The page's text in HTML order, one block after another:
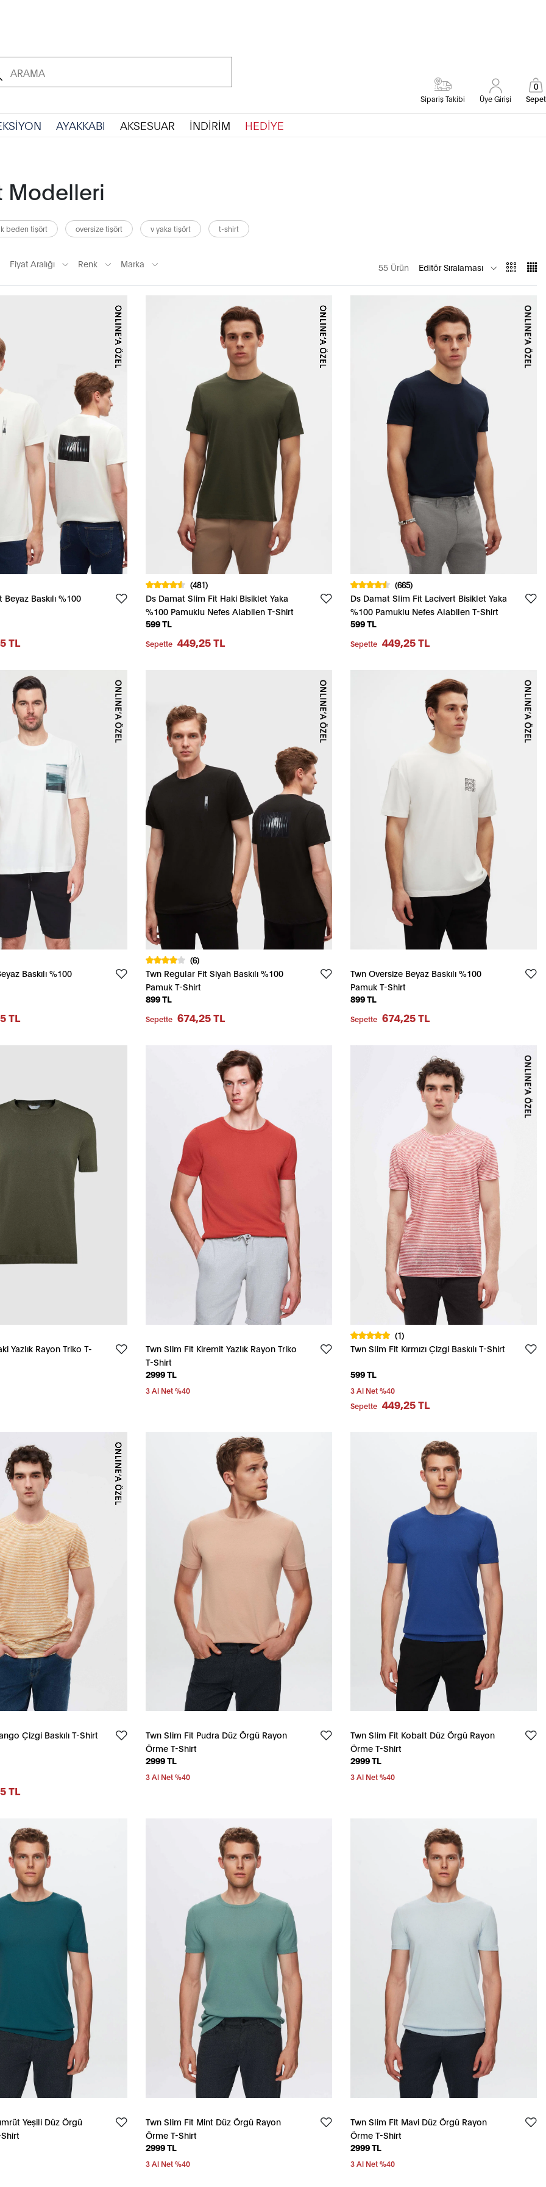
Sipariş Takibi Üye Girişi Sepet
0
AYAKKABI AKSESUAR İNDİRİM HEDİYE
Modelleri
beden tişört oversize tişört v yaka tişört t-shirt
Fiyat Aralığı Renk Marka 55 Ürün Editör Sıralaması
Baskılı %100
TL
(481)
Ds Damat Slim Fit Haki Bisiklet Yaka
%100 Pamuklu Nefes Alabilen T-Shirt
599 TL
Sepette 449,25 TL
(665)
Ds Damat Slim Fit Lacivert Bisiklet Yaka
%100 Pamuklu Nefes Alabilen T-Shirt
599 TL
Sepette 449,25 TL
Baskılı %100
TL
(6)
Twn Regular Fit Siyah Baskılı %100
Pamuk T-Shirt
899 TL
Sepette 674,25 TL
Twn Oversize Beyaz Baskılı %100
Pamuk T-Shirt
899 TL
Sepette 674,25 TL
Yazlık Rayon Triko T-
Twn Slim Fit Kiremit Yazlık Rayon Triko
T-Shirt
2999 TL
3 Al Net %40
(1)
Twn Slim Fit Kırmızı Çizgi Baskılı T-Shirt
599 TL
3 Al Net %40
Sepette 449,25 TL
Çizgi Baskılı T-Shirt
TL
Twn Slim Fit Pudra Düz Örgü Rayon
Örme T-Shirt
2999 TL
3 Al Net %40
Twn Slim Fit Kobalt Düz Örgü Rayon
Örme T-Shirt
2999 TL
3 Al Net %40
Yeşili Düz Örgü
Twn Slim Fit Mint Düz Örgü Rayon
Örme T-Shirt
2999 TL
3 Al Net %40
Twn Slim Fit Mavi Düz Örgü Rayon
Örme T-Shirt
2999 TL
3 Al Net %40